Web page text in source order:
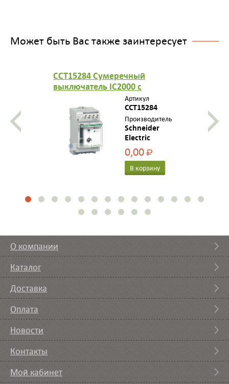
Может быть Вас также заинтересует
CCT15284 Сумеречный
выключатель IC2000 с
щитовым датчикомАртикул
CCT15284
Производитель
Schneider
Electric
0,00Р
В корзину
О компании
Каталог
Доставка
Оплата
Новости
Контакты
Мой кабинет